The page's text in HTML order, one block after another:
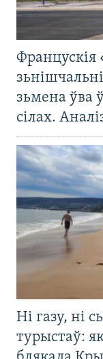
Францускія
зьмена ўва
сілах.
Ні газу, ні
турыстаў: